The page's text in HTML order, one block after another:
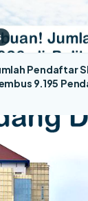
Pendaftar
9.195